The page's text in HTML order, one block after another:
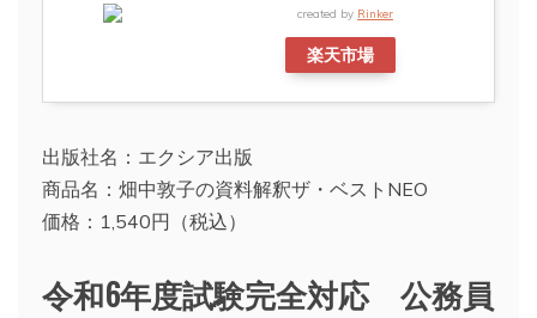
created by Rinker
楽天市場
出版社名：エクシア出版
商品名：畑中敦子の資料解釈ザ・ベストNEO
価格：1,540円（税込）
令和6年度試験完全対応 公務員